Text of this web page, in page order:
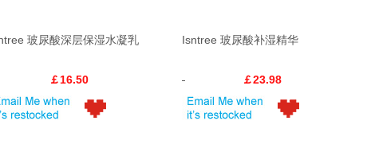
玻尿酸深层保湿水凝乳
￡16.50
Isntree 玻尿酸补湿精华
￡23.98